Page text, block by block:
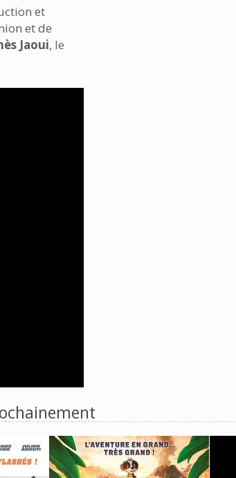
et
et de
Jaoui, le